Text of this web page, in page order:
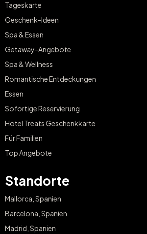
Tageskarte
Geschenk-Ideen
Spa & Essen
Getaway-Angebote
Spa & Wellness
Romantische Entdeckungen
Essen
Sofortige Reservierung
Hotel Treats Geschenkkarte
Für Familien
Top Angebote
Standorte
Mallorca, Spanien
Barcelona, Spanien
Madrid, Spanien